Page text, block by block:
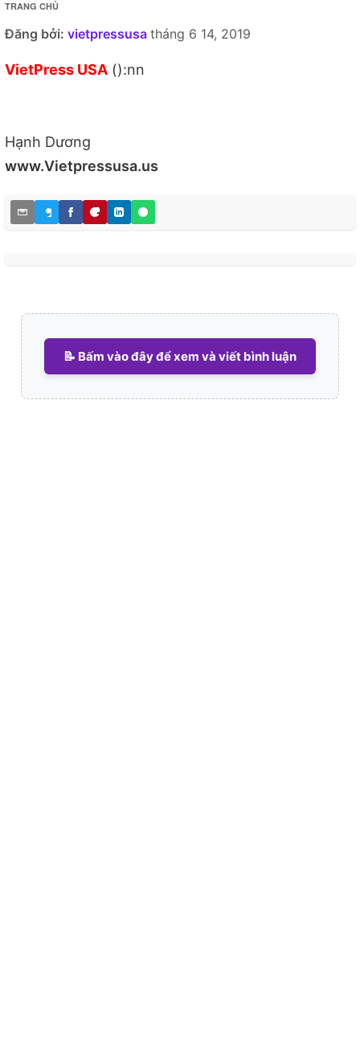
TRANG CHỦ
Đăng bởi: vietpressusa tháng 6 14, 2019
VietPress USA ():nn
Hạnh Dương
www.Vietpressusa.us
📝 Bấm vào đây để xem và viết bình luận